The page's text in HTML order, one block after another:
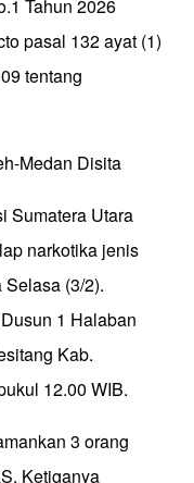
Tahun 2026
pasal 132 ayat (1)
tentang
Medan Disita
Sumatera Utara
narkotika jenis
(3/2).
1 Halaban
Kab.
12.00 WIB.
3 orang
Ketiganya